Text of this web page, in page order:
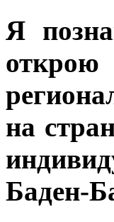
Я
на
Баден-